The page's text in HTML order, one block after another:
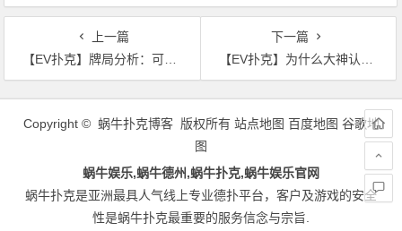
出局！
过了
上一篇
【EV扑克】牌局分析：可惜可惜，你能再憋一憋就好了
下一篇
【EV扑克】为什么大神认为翻前一定要在庄位用Q7o加注？
文
Copyright © 蜗牛扑克博客 版权所有 站点地图 百度地图 谷歌地
图
蜗牛娱乐,蜗牛德州,蜗牛扑克,蜗牛娱乐官网
蜗牛扑克是亚洲最具人气线上专业德扑平台，客户及游戏的安全
性是蜗牛扑克最重要的服务信念与宗旨.